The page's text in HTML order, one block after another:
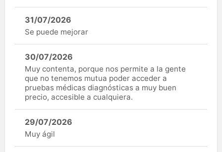
31/07/2026
Se puede mejorar
30/07/2026
Muy contenta, porque nos permite a la gente
que no tenemos mutua poder acceder a
pruebas médicas diagnósticas a muy buen
precio, accesible a cualquiera.
29/07/2026
Muy ágil